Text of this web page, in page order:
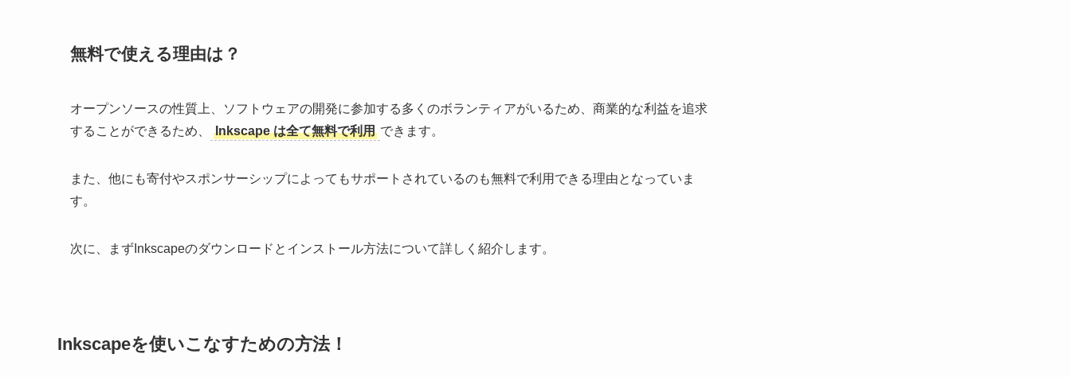
無料で使える理由は？
オープンソースの性質上、ソフトウェアの開発に参加する多くのボランティアがいるため、商業的な利益を追求
することができるため、
Inkscape は全て無料で利用 できます。
また、他にも寄付やスポンサーシップによってもサポートされているのも無料で利用できる理由となっていま
す。
次に、まずInkscapeのダウンロードとインストール方法について詳しく紹介します。
Inkscapeを使いこなすための方法！